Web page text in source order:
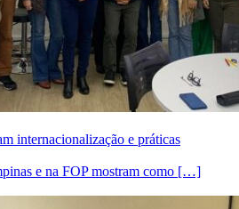
internacionalização e práticas
e na FOP mostram como […]